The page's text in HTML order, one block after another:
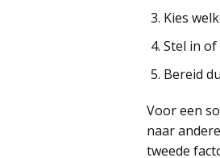
Kies
Stel in
Bereid
Voor een
naar
tweede